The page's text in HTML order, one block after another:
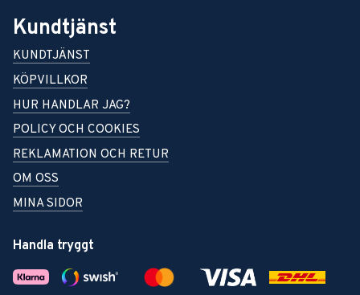
Kundtjänst
KUNDTJÄNST
KÖPVILLKOR
HUR HANDLAR JAG?
POLICY OCH COOKIES
REKLAMATION OCH RETUR
OM OSS
MINA SIDOR
Handla tryggt